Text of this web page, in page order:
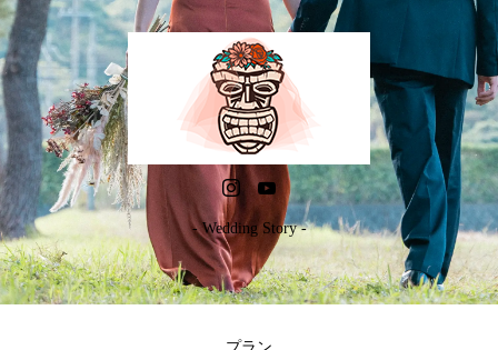
- Wedding Story -